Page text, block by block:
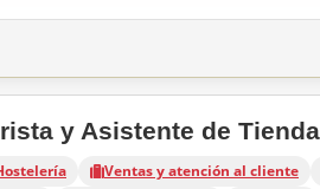
y Asistente de Tienda
Ventas y atención al cliente